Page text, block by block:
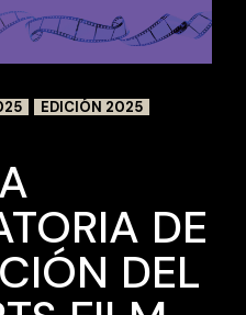
EDICIÓN 2025
DE
DEL